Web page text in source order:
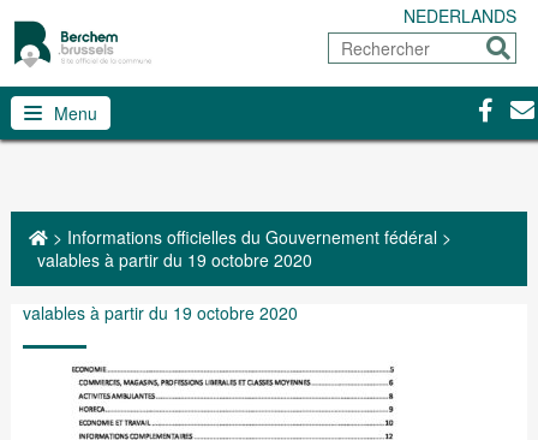
NEDERLANDS
Rechercher
Menu
> Informations officielles du Gouvernement fédéral>
valables à partir du 19 octobre 2020
valables à partir du 19 octobre 2020